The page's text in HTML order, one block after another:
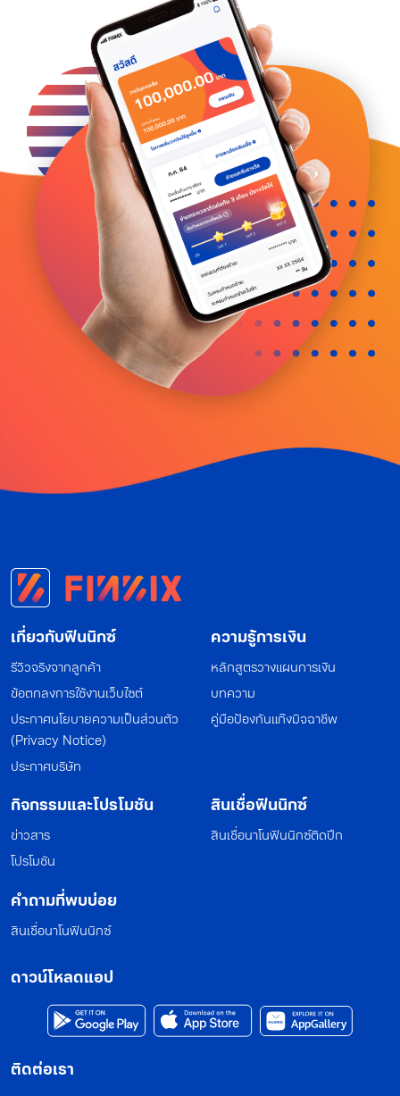
เกี่ยวกับฟินนิกซ์
รีวิวจริงจากลูกค้า
ข้อตกลงการใช้งานเว็บไซต์
ประกาศนโยบายความเป็นส่วนตัว
(Privacy Notice)
ประกาศบริษัท
ความรู้การเงิน
หลักสูตรวางแผนการเงิน
บทความ
คู่มือป้องกันแก๊งมิจฉาชีพ
กิจกรรมและโปรโมชัน
ข่าวสาร
โปรโมชัน
สินเชื่อฟินนิกซ์
สินเชื่อนาโนฟินนิกซ์ติดปีก
คำถามที่พบบ่อย
สินเชื่อนาโนฟินนิกซ์
ดาวน์โหลดแอป
ติดต่อเรา